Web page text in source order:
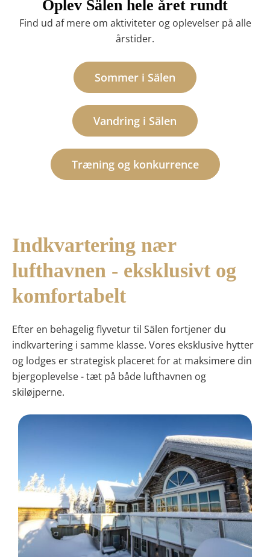
Oplev Sälen hele året rundt
Find ud af mere om aktiviteter og oplevelser på alle
årstider.
Sommer i Sälen
Vandring i Sälen
Træning og konkurrence
Indkvartering nær
lufthavnen - eksklusivt og
komfortabelt
Efter en behagelig flyvetur til Sälen fortjener du
indkvartering i samme klasse. Vores eksklusive hytter
og lodges er strategisk placeret for at maksimere din
bjergoplevelse - tæt på både lufthavnen og
skiløjperne.